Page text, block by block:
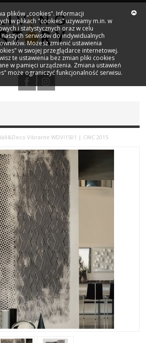
Vibrante WDVI1501 | CWC 2015
plików „cookies". Informacji
w plikach "cookies" używamy m.in. w
i statystycznych oraz w celu
serwisów do indywidualnych
Możesz zmienić ustawienia
w swojej przeglądarce internetowej.
te ustawienia bez zmian pliki cookies
w pamięci urządzenia. Zmiana ustawień
może ograniczyć funkcjonalność serwisu.